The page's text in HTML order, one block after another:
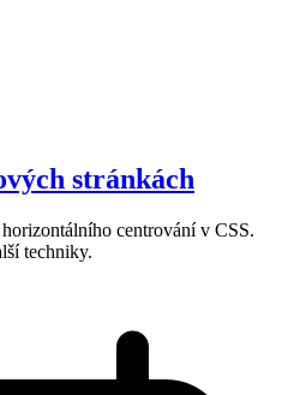
stránkách
centrování v CSS.
techniky.